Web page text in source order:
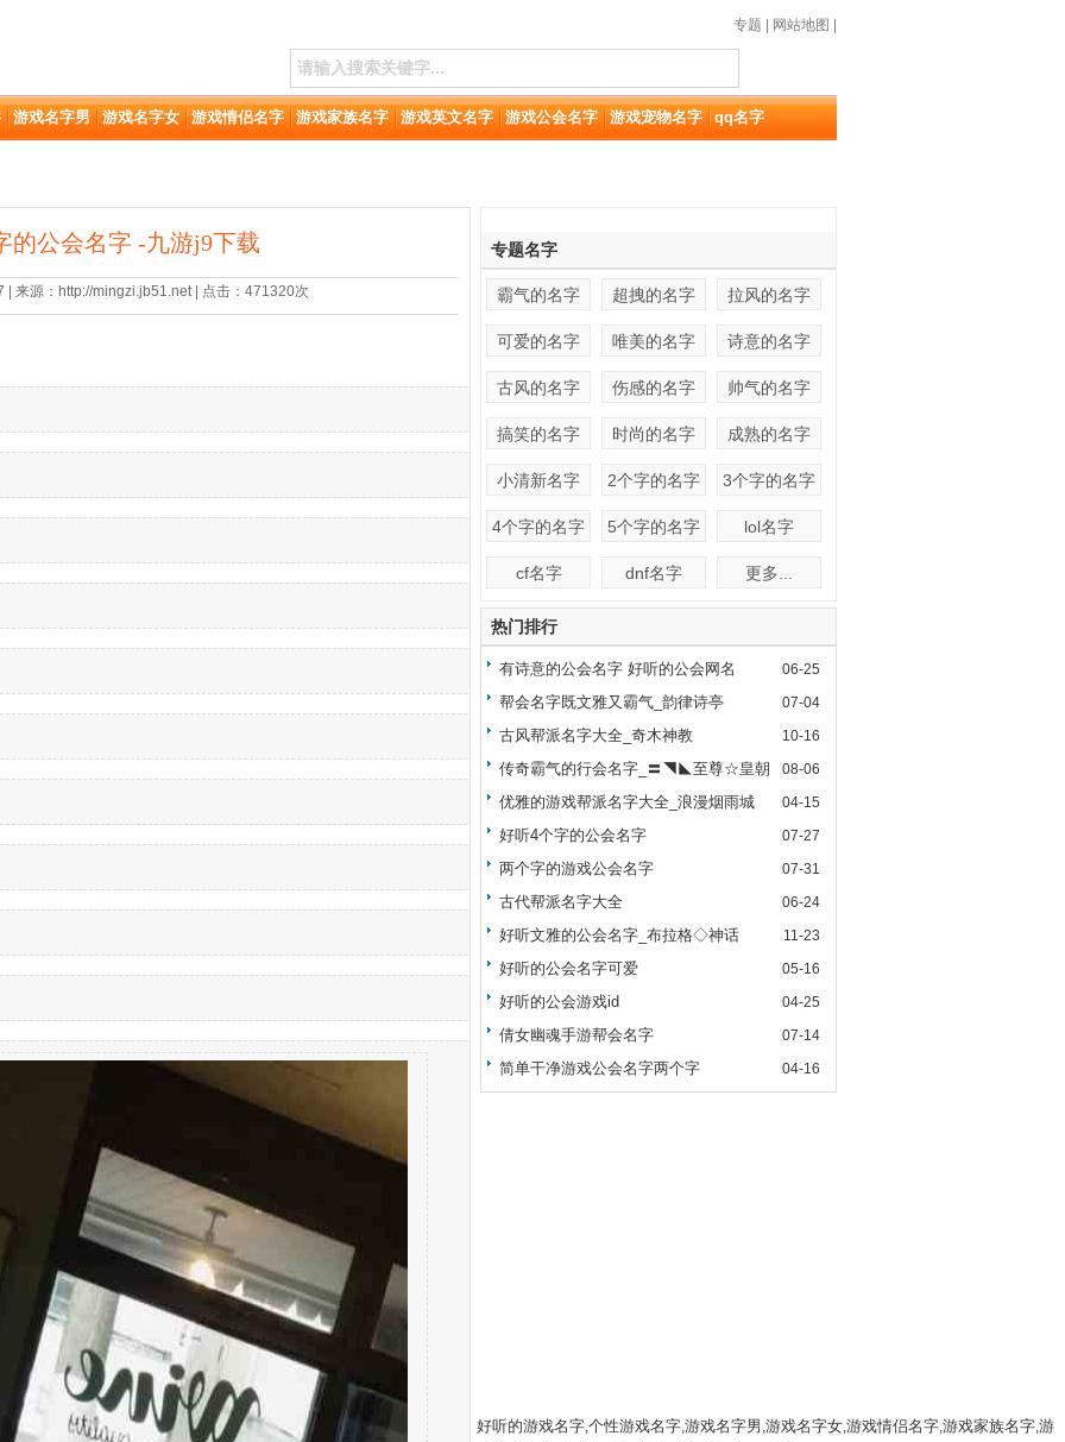
专题 网站地图
游戏名字男 游戏名字女 游戏情侣名字 游戏家族名字 游戏英文名字 游戏公会名字 游戏宠物名字 qq名字
的公会名字 -九游j9下载
| 来源：http://mingzi.jb51.net | 点击：471320次
专题名字
霸气的名字 超拽的名字 拉风的名字
可爱的名字 唯美的名字 诗意的名字
古风的名字 伤感的名字 帅气的名字
搞笑的名字 时尚的名字 成熟的名字
小清新名字 2个字的名字 3个字的名字
4个字的名字 5个字的名字 lol名字
cf名字 dnf名字 更多...
热门排行
06-25
有诗意的公会名字 好听的公会网名
07-04
帮会名字既文雅又霸气_韵律诗亭
10-16
古风帮派名字大全_奇木神教
08-06
传奇霸气的行会名字_〓◥◣至尊☆皇朝
◢◤〓
04-15
优雅的游戏帮派名字大全_浪漫烟雨城
07-27
好听4个字的公会名字
07-31
两个字的游戏公会名字
06-24
古代帮派名字大全
11-23
好听文雅的公会名字_布拉格◇神话
05-16
好听的公会名字可爱
04-25
好听的公会游戏id
07-14
倩女幽魂手游帮会名字
04-16
简单干净游戏公会名字两个字
好听的游戏名字,个性游戏名字,游戏名字男 ,游戏名字女,游戏情侣名字,游戏家族名字,游